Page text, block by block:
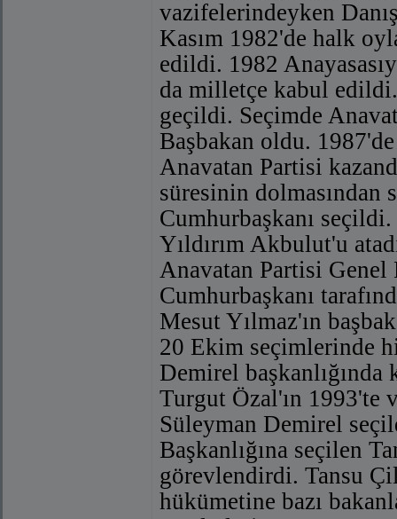
vazifelerindeyken
Kasım 1982'de halk
edildi. 1982
da milletçe kabul
geçildi. Seçimde
Başbakan oldu.
Anavatan Partisi
süresinin dolmasından
Cumhurbaşkanı
Yıldırım Akbulut'u
Anavatan Partisi Genel
Cumhurbaşkanı
Mesut Yılmaz'ın
20 Ekim seçimlerinde
Demirel
Turgut Özal'ın 1993'te
Süleyman Demirel
Başkanlığına seçilen
görevlendirdi. Tansu
hükümetine bazı